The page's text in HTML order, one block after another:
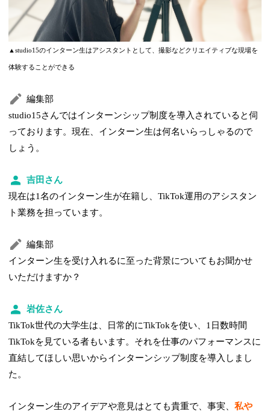
▲studio15のインターン生はアシスタントとして、撮影などクリエイティブな現場を
体験することができる
編集部
studio15さんではインターンシップ制度を導入されていると伺
っております。現在、インターン生は何名いらっしゃるので
しょう。
吉田さん
現在は1名のインターン生が在籍し、TikTok運用のアシスタン
ト業務を担っています。
編集部
インターン生を受け入れるに至った背景についてもお聞かせ
いただけますか？
岩佐さん
TikTok世代の大学生は、日常的にTikTokを使い、1日数時間
TikTokを見ている者もいます。それを仕事のパフォーマンスに
直結してほしい思いからインターンシップ制度を導入しまし
た。
インターン生のアイデアや意見はとても貴重で、事実、私や